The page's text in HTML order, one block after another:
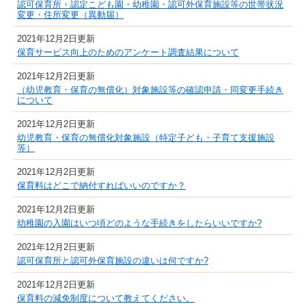
認可保育所・認定こども園・幼稚園・認可外保育施設等の世帯状況
変更・住所変更（異動届）
2021年12月2日更新
保育サービス向上のためのアンケート調査結果について
2021年12月2日更新
（幼児教育・保育の無償化）対象施設等の確認申請・同変更手続き
について
2021年12月2日更新
幼児教育・保育の無償化対象施設（特定子ども・子育て支援施設
等）
2021年12月2日更新
保育料はどこで納付すればいいのですか？
2021年12月2日更新
幼稚園の入園はいつ頃どのような手続きをしたらいいですか?
2021年12月2日更新
認可保育所と認可外保育施設の違いは何ですか?
2021年12月2日更新
保育料の減免制度について教えてください。